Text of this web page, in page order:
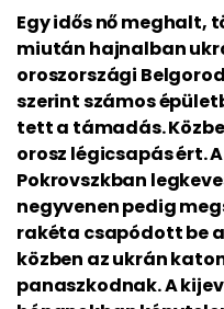
Egy idős nő meghalt,
miután hajnalban
oroszországi
szerint számos
tett a támadás.
orosz légicsapás ért.
Pokrovszkban
negyvenen pedig
rakéta csapódott be
közben az ukrán
panaszkodnak. A